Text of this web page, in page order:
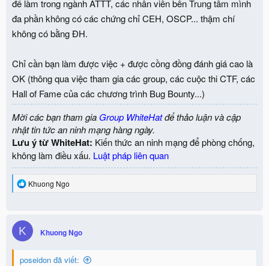
để làm trong ngành ATTT, các nhân viên bên Trung tâm mình
đa phần không có các chứng chỉ CEH, OSCP... thậm chí
không có bằng ĐH.
Chỉ cần bạn làm được việc + được cồng đồng đánh giá cao là
OK (thông qua việc tham gia các group, các cuộc thi CTF, các
Hall of Fame của các chương trình Bug Bounty...)
Mời các bạn tham gia Group WhiteHatđể thảo luận và cập
nhật tin tức an ninh mạng hàng ngày.
Lưu ý từ WhiteHat: Kiến thức an ninh mạng để phòng chống,
không làm điều xấu. Luật pháp liên quan
R
t
o
n
s
Khuong Ngo
K Khuong Ngo
poseidon đã viết: